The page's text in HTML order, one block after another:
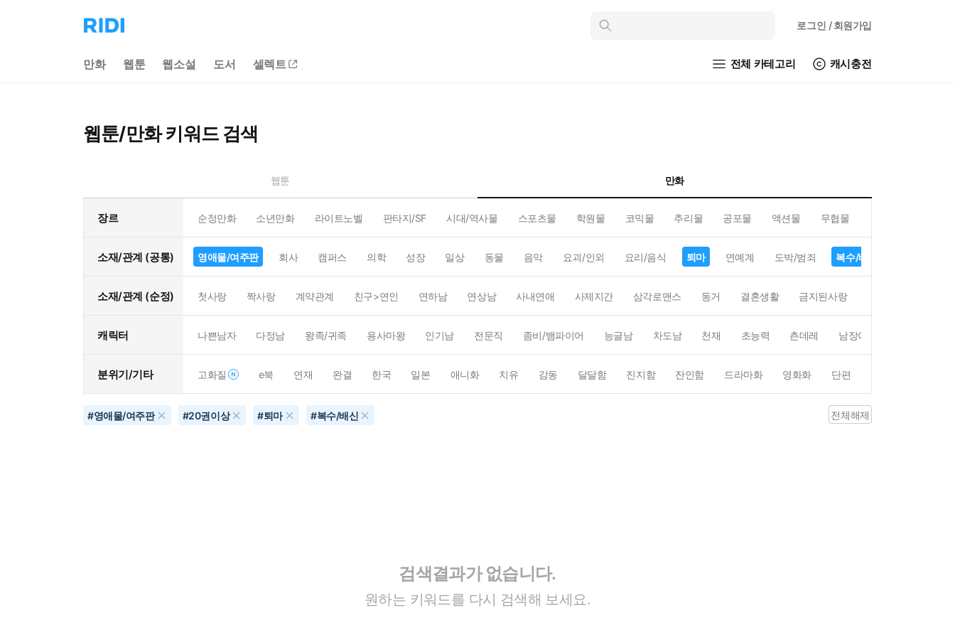
리
디
으
인
로그인 / 회원가입
만화 웹툰 웹소설 도서 셀렉트 전체 카테고리 캐시충전
웹툰/만화 키워드 검색
웹툰 만화
장르 순정만화 소년만화 라이트노벨 판타지/SF 시대/역사물 스포츠물 학원물 코믹물 추리물 공포물 액션물 무협물
소재/관계 (공통) 영애물/여주판 회사 캠퍼스 의학 성장 일상 동물 음악 요괴/인외 요리/음식 퇴마 연예계 도박/범죄 복수/배신
소재/관계 (순정) 첫사랑 짝사랑 계약관계 친구>연인 연하남 연상남 사내연애 사제지간 삼각로맨스 동거 결혼생활 금지된사랑
캐릭터 나쁜남자 다정남 왕족/귀족 용사마왕 인기남 전문직 좀비/뱀파이어 능글남 차도남 천재 초능력 츤데레 남장여자
분위기/기타 고화질 e북 연재 완결 한국 일본 애니화 치유 감동 달달함 진지함 잔인함 드라마화 영화화 단편
#영애물/여주판 #20권이상 #퇴마 #복수/배신 전체해제
검색결과가 없습니다.
원하는 키워드를 다시 검색해 보세요.